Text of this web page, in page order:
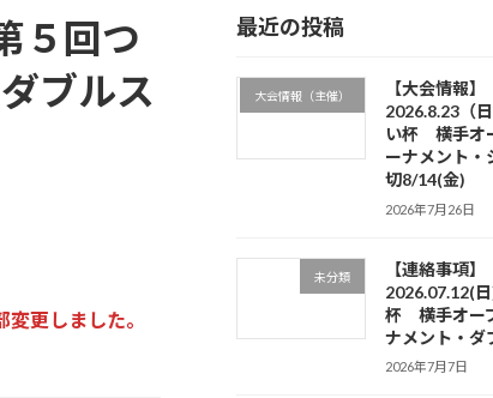
５回つ
ブルス
更しました。
最近の投稿
大会情報（主催）
【大会情報】
2026.8.23（
い杯 横手オ
ーナメント
切8/14(金)
2026年7月26日
未分類
【連絡事項】
2026.07.12(
杯 横手オー
ナメント・ダ
2026年7月7日